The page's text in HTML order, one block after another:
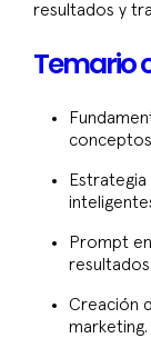
resultados y
Temario
Prompt
Creación
marketing.